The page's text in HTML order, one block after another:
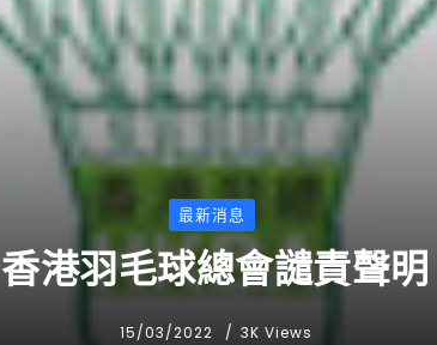
最新消息
香港羽毛球總會譴責聲明
15/03/2022 3K Views